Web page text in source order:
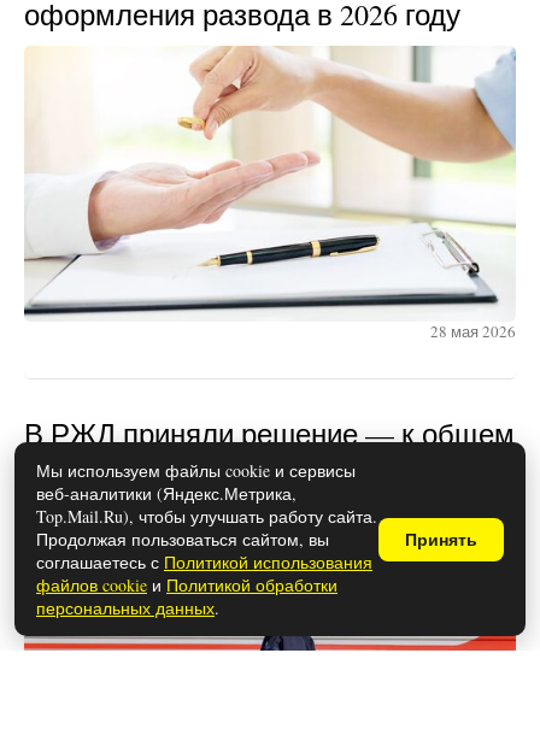
оформления развода в 2026 году
28 мая 2026
В РЖД приняли решение — к общем
столику больше не подпустят: в
новых вагонах у пассажиров все
будет по-другому
Мы используем файлы cookie и сервисы
веб-аналитики (Яндекс.Метрика,
Top.Mail.Ru), чтобы улучшать работу сайта.
Продолжая пользоваться сайтом, вы
соглашаетесь с Политикой использования
файлов cookie и Политикой обработки
персональных данных.
Принять